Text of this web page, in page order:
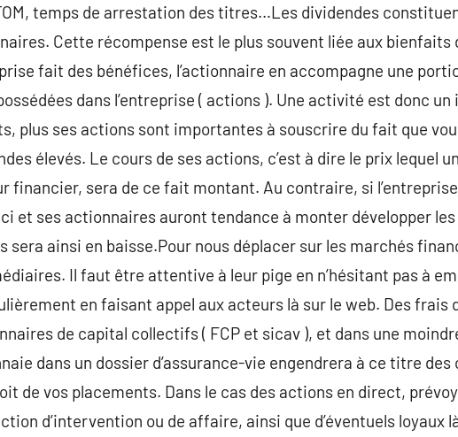
temps de arrestation des titres…Les dividendes
Cette récompense est le plus souvent liée aux bienfaits
fait des bénéfices, l’actionnaire en accompagne une
dans l’entreprise ( actions ). Une activité est donc
plus ses actions sont importantes à souscrire du fait que
élevés. Le cours de ses actions, c’est à dire le prix lequel
financier, sera de ce fait montant. Au contraire, si
et ses actionnaires auront tendance à monter développer
sera ainsi en baisse.Pour nous déplacer sur les marchés
Il faut être attentive à leur pige en n’hésitant pas à
en faisant appel aux acteurs là sur le web. Des frais
de capital collectifs ( FCP et sicav ), et dans une
dans un dossier d’assurance-vie engendrera à ce titre
de vos placements. Dans le cas des actions en direct,
d’intervention ou de affaire, ainsi que d’éventuels loyaux